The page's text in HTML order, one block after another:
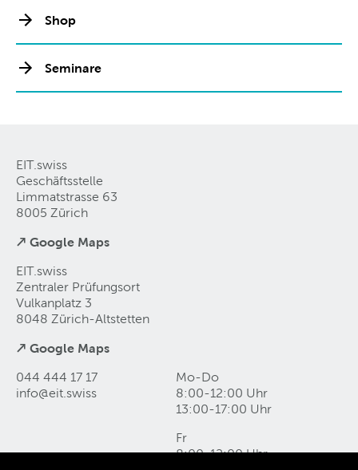
Shop
Seminare
EIT.swiss
Geschäftsstelle
Limmatstrasse 63
8005 Zürich
↗ Google Maps
EIT.swiss
Zentraler Prüfungsort
Vulkanplatz 3
8048 Zürich-Altstetten
↗ Google Maps
044 444 17 17
info@eit swiss
Mo-Do
8:00-12:00 Uhr
13:00-17:00 Uhr
Fr
8:00-12:00 Uhr